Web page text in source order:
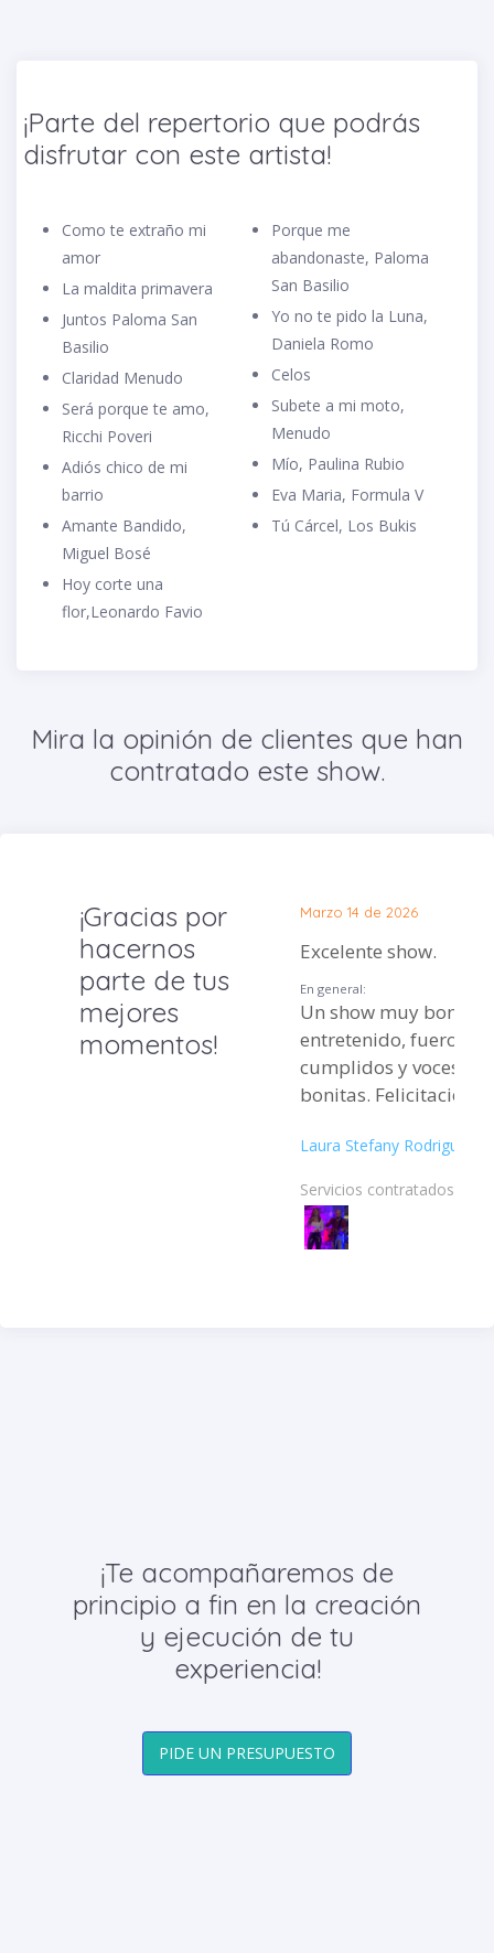
¡Parte del repertorio que podrás
disfrutar con este artista!
Como te extraño mi
amor
La maldita primavera
Juntos Paloma San
Basilio
Claridad Menudo
Será porque te amo,
Ricchi Poveri
Adiós chico de mi
barrio
Amante Bandido,
Miguel Bosé
Hoy corte una
flor,Leonardo Favio
Porque me
abandonaste, Paloma
San Basilio
Yo no te pido la Luna,
Daniela Romo
Celos
Subete a mi moto,
Menudo
Mío, Paulina Rubio
Eva Maria, Formula V
Tú Cárcel, Los Bukis
Mira la opinión de clientes que han
contratado este show.
¡Gracias por
hacernos
parte de tus
mejores
momentos!
Marzo 14 de 2026
Excelente show.
En general:
Un show muy bonito y
entretenido, fueron
cumplidos y voces
bonitas.
Laura Stefany Rodriguez
Servicios contratados:
¡Te acompañaremos de
principio a fin en la creación
y ejecución de tu
experiencia!
PIDE UN PRESUPUESTO